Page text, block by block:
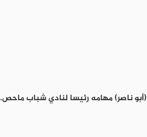
ناصر) مهامه رئيسا لنادي شباب ماحص.